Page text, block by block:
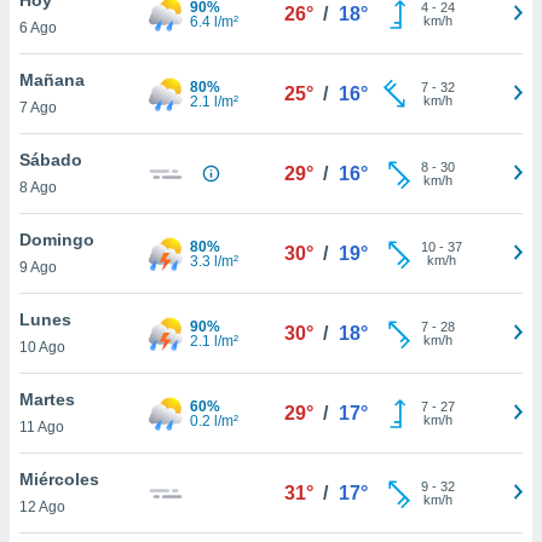
en
más
nuestra
de
cookies
aceptar
6 Ago
90%
6.4 l/m²
26° / 18° 4- 24
km/h
Mañana
7 Ago
80%
2.1 l/m²
25° / 16° 7- 32
km/h
Sábado
8 Ago
29° / 16° 8- 30
km/h
Domingo
9 Ago
80%
3.3 l/m²
30° / 19° 10- 37
km/h
Lunes
10 Ago
90%
2.1 l/m²
30° / 18° 7- 28
km/h
Martes
11 Ago
60%
0.2 l/m²
29° / 17° 7- 27
km/h
Miércoles
12 Ago
31° / 17° 9- 32
km/h